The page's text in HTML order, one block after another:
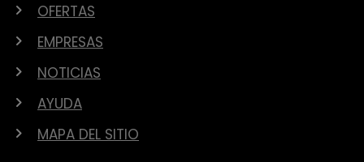
OFERTAS
EMPRESAS
NOTICIAS
AYUDA
MAPA DEL SITIO